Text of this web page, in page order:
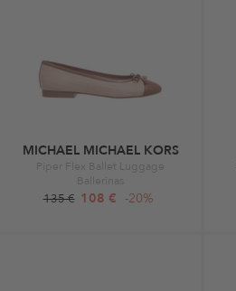
MICHAEL MICHAEL KORS
Piper Flex Ballet Luggage
Ballerinas
135 € 108 € -20%